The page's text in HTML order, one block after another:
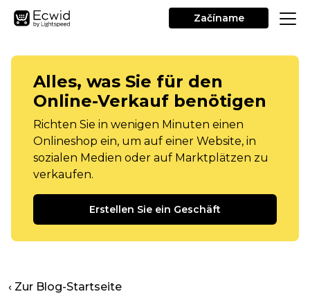
Začíname
Alles, was Sie für den
Online-Verkauf benötigen
Richten Sie in wenigen Minuten einen
Onlineshop ein, um auf einer Website, in
sozialen Medien oder auf Marktplätzen zu
verkaufen.
Erstellen Sie ein Geschäft
‹ Zur Blog-Startseite